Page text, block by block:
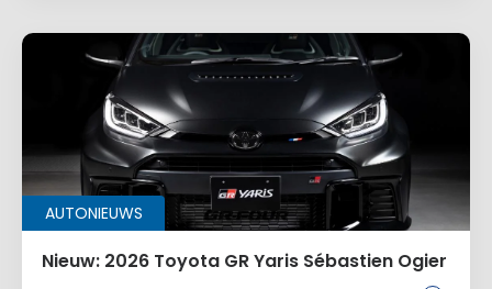
AUTONIEUWS
Nieuw: 2026 Toyota GR Yaris Sébastien Ogier